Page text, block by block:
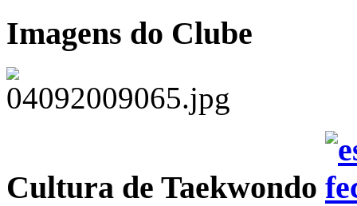
Imagens do Clube
Cultura de Taekwondo